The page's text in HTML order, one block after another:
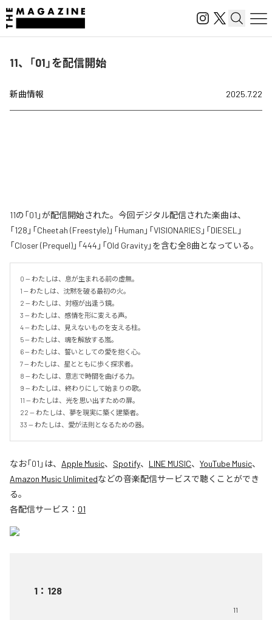
11、「01」を配信開始
新曲情報 2025.7.22
11の「01」が配信開始された。今回デジタル配信された楽曲は、
「128」「Cheetah (Freestyle)」「Human」「VISIONARIES」「DIESEL」
「Closer (Prequel)」「444」「Old Gravity」を含む全8曲となっている。
0 — わたしは、息が生まれる前の虚無。
1 — わたしは、沈黙を破る最初の火。
2 — わたしは、対極が出逢う鏡。
3 — わたしは、感情を形に変える声。
4 — わたしは、見えないものを支える柱。
5 — わたしは、魂を解放する嵐。
6 — わたしは、誓いとしての愛を抱く心。
7 — わたしは、星とともに歩く探求者。
8 — わたしは、意志で時間を曲げる力。
9 — わたしは、終わりにして始まりの歌。
11 — わたしは、光を思い出すための扉。
22 — わたしは、夢を現実に築く建築者。
33 — わたしは、愛が法則となるための器。
なお「01 」は、 Apple Music、 Spotify、 LINE MUSIC、 YouTube Music、
Amazon Music Unlimitedなどの音楽配信サービスで聴くことができ
る。
各配信サービス： 01
1 ： 128
11